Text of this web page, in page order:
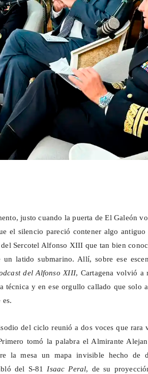
justo cuando la puerta de El Galeón
el silencio pareció contener algo
del Sercotel Alfonso XIII que tan bien
un latido submarino. Allí, sobre ese
del Alfonso XIII, Cartagena volvió a
técnica y en ese orgullo callado que solo
es.
del ciclo reunió a dos voces que rara
tomó la palabra el Almirante
la mesa un mapa invisible hecho de
del S-81Isaac Peral, de su